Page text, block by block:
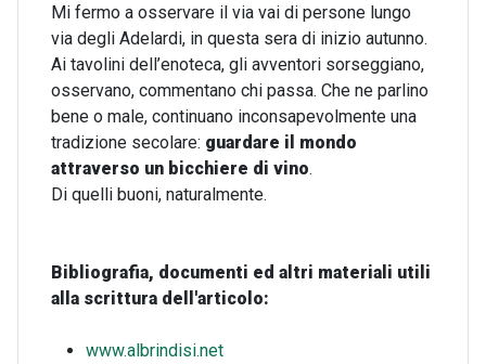
Mi fermo a osservare il via vai di persone lungo
via degli Adelardi, in questa sera di inizio autunno.
Ai tavolini dell’enoteca, gli avventori sorseggiano,
osservano, commentano chi passa. Che ne parlino
bene o male, continuano inconsapevolmente una
tradizione secolare: guardare il mondo
attraverso un bicchiere di vino.
Di quelli buoni, naturalmente.
Bibliografia, documenti ed altri materiali utili
alla scrittura dell'articolo:
www.albrindisi.net